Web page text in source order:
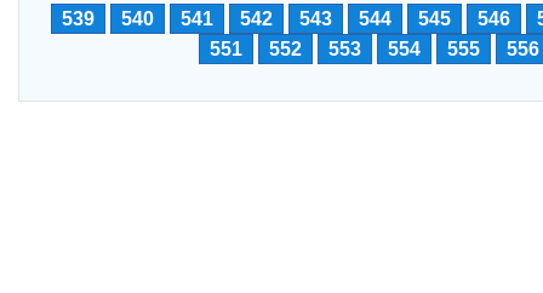
539 540 541 542 543 544 545 546
551
552 553 554 555 556